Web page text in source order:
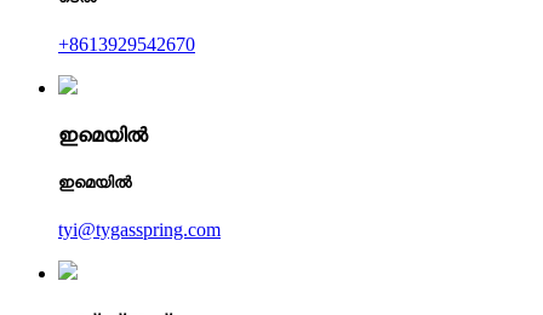
+8613929542670
ഇമെയിൽ
ഇമെയിൽ
tyi@tygasspring.com